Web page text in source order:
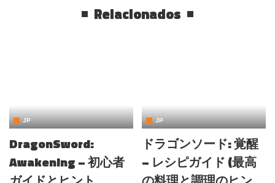
Relacionados
JP
DragonSword:
Awakening – 初心者
JP
ドラゴンソード: 覚醒
– レシピガイド (最高